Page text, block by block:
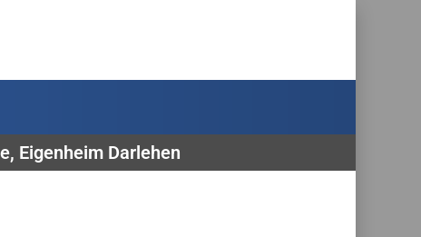
Eigenheim Darlehen